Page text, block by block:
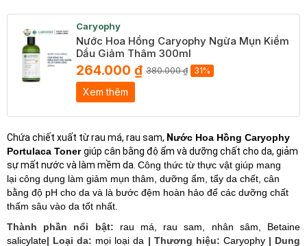
Caryophy
Nước Hoa Hồng Caryophy Ngừa Mụn Kiềm
Dầu Giảm Thâm 300ml
264.000 ₫ 380.000 ₫ 31%
Xem thêm
Chứa chiết xuất từ rau má, rau sam, Nước Hoa Hồng Caryophy
Portulaca Toner giúp cân bằng độ ẩm và dưỡng chất cho da, giảm
sự mất nước và làm mềm da. Công thức từ thực vật giúp mang
lại công dụng làm giảm mụn thâm, dưỡng ẩm, tẩy da chết, cân
bằng độ pH cho da và là bước đệm hoàn hảo để các dưỡng chất
thấm sâu vào da tốt nhất.
Thành phần nổi bật: rau má, rau sam, nhân sâm, Betaine
salicylate| Loại da: mọi loại da | Thương hiệu: Caryophy | Dung